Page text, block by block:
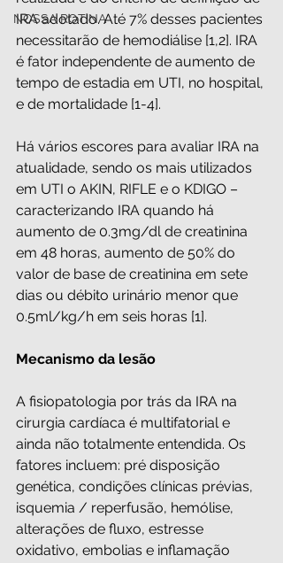
NOSSA ROTINA
IRA adotado. Até 7% desses pacientes
necessitarão de hemodiálise [1,2]. IRA
é fator independente de aumento de
tempo de estadia em UTI, no hospital,
e de mortalidade [1-4].
Há vários escores para avaliar IRA na
atualidade, sendo os mais utilizados
em UTI o AKIN, RIFLE e o KDIGO –
caracterizando IRA quando há
aumento de 0.3mg/dl de creatinina
em 48 horas, aumento de 50% do
valor de base de creatinina em sete
dias ou débito urinário menor que
0.5ml/kg/h em seis horas [1].
Mecanismo da lesão
A fisiopatologia por trás da IRA na
cirurgia cardíaca é multifatorial e
ainda não totalmente entendida. Os
fatores incluem: pré disposição
genética, condições clínicas prévias,
isquemia / reperfusão, hemólise,
alterações de fluxo, estresse
oxidativo, embolias e inflamação